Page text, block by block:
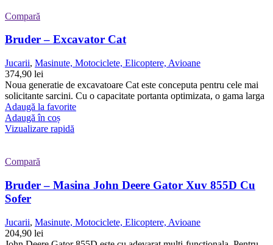
Compară
Bruder – Excavator Cat
Jucarii, Masinute, Motociclete, Elicoptere, Avioane
374,90 lei
Noua generatie de excavatoare Cat este conceputa pentru cele mai
solicitante sarcini. Cu o capacitate portanta optimizata, o gama larga
Adaugă la favorite
Adaugă în coș
Vizualizare rapidă
Compară
Bruder – Masina John Deere Gator Xuv 855D Cu
Sofer
Jucarii, Masinute, Motociclete, Elicoptere, Avioane
204,90 lei